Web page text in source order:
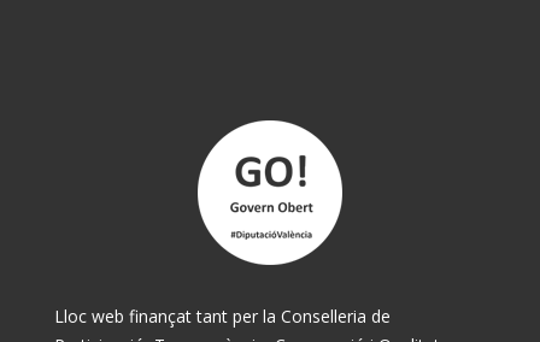
Lloc web finançat tant per la Conselleria de